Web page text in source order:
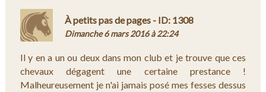
À petits pas de pages - ID: 1308
Dimanche 6 mars 2016 à 22:24
Il y en a un ou deux dans mon club et je trouve que ces
chevaux dégagent une certaine prestance !
Malheureusement je n'ai jamais posé mes fesses dessus